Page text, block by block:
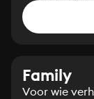
Family
Voor wie